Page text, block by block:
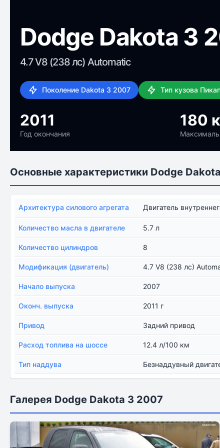
Dodge Dakota 3
4.7 V8 (238 лс) Automatic
Поколение Dakota 3 2007 Тип кузова
2011
Год окончания
180
Основные характеристики Dodge
Архитектура силового агрегата Двигатель
Количество масла в двигателе 5.7 л
Количество цилиндров 8
Модификация (двигатель) 4.7 V8 (238 лс)
Начало выпуска 2007
Оконч. выпуска 2011 г
Привод Задний привод
Расход топлива на шоссе 12.4 л/100 км
Тип наддува Безнаддувный
Галерея Dodge Dakota 3 2007